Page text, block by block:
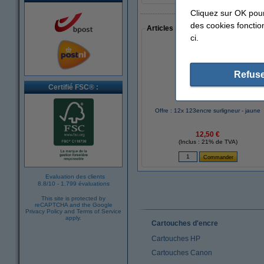
Certifié FSC® :
Evaluation des clients
8.8/10 - 1.799 évaluations
This site is protected by
reCAPTCHA and the Google
Privacy Policy and Terms of Service
apply.
Articles populaires auprès des
Offre : 12x 123encre surligneur - jaune
12,50 €
(Inclus : 21% de TVA)
Cartouches d'encre
Cartouches HP
Cartouches Canon
Cliquez sur OK
des cookies
ci.